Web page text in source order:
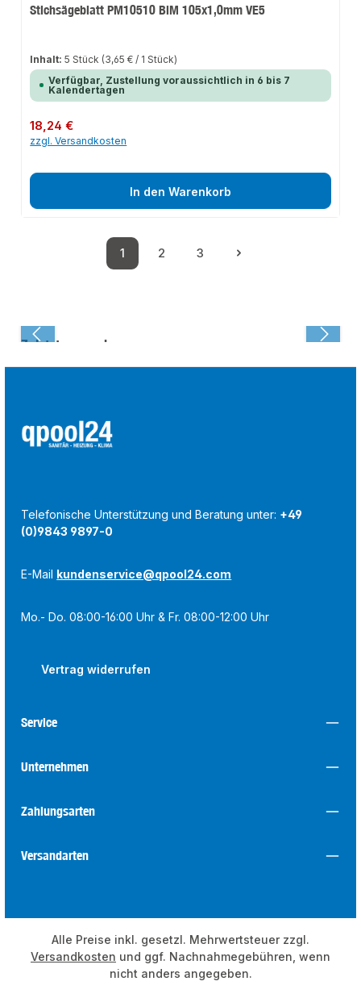
Stichsägeblatt PM10510 BiM 105x1,0mm VE5
Inhalt:5 Stück (3,65 € / 1 Stück)
Verfügbar, Zustellung voraussichtlich in 6 bis 7
Kalendertagen
Regulärer Preis:
18,24 €
zzgl. Versandkosten
In den Warenkorb
Seite
1
Seite
2
Seite
3
Zuletzt angesehen:
Telefonische Unterstützung und Beratung unter: +49
(0)9843 9897-0
E-Mail kundenservice@qpool24.com
Mo.- Do. 08:00-16:00 Uhr & Fr. 08:00-12:00 Uhr
Vertrag widerrufen
Service
Unternehmen
Zahlungsarten
Versandarten
Alle Preise inkl. gesetzl. Mehrwertsteuer zzgl.
Versandkosten und ggf. Nachnahmegebühren, wenn
nicht anders angegeben.